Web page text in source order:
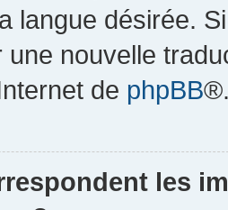
langue désirée.
une nouvelle
de phpBB
les